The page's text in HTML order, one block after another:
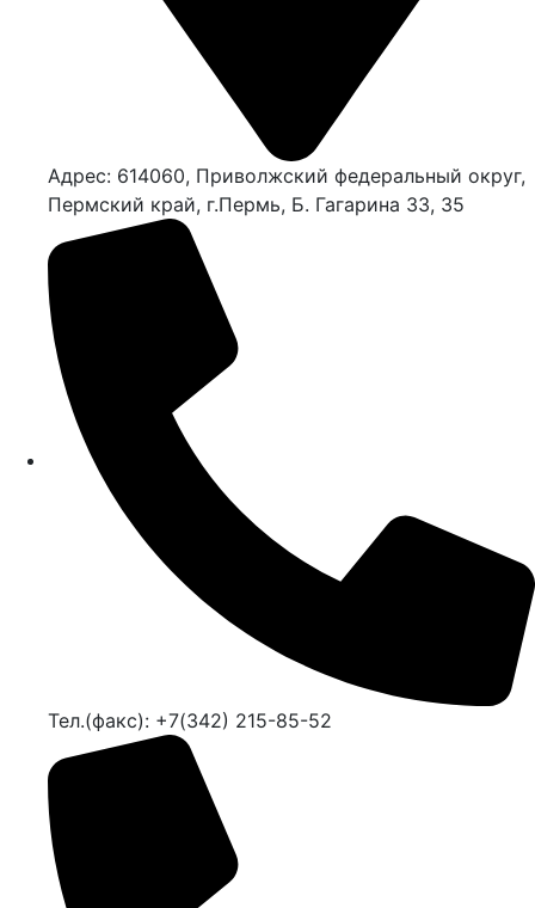
Адрес: 614060, Приволжский федеральный округ,
Пермский край, г.Пермь, Б. Гагарина 33, 35
Тел.(факс): +7(342) 215-85-52